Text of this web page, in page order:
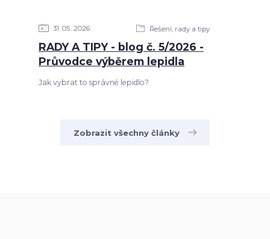
31 05 2026 Řešení, rady a tipy
RADY A TIPY - blog č. 5/2026 -
Průvodce výběrem lepidla
Jak vybrat to správné lepidlo?
Zobrazit všechny články